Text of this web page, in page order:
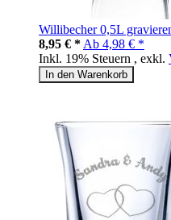
Willibecher 0,5L
8,95 € * Ab 4,98 € *
Inkl. 19% Steuern , exkl.
In den Warenkorb